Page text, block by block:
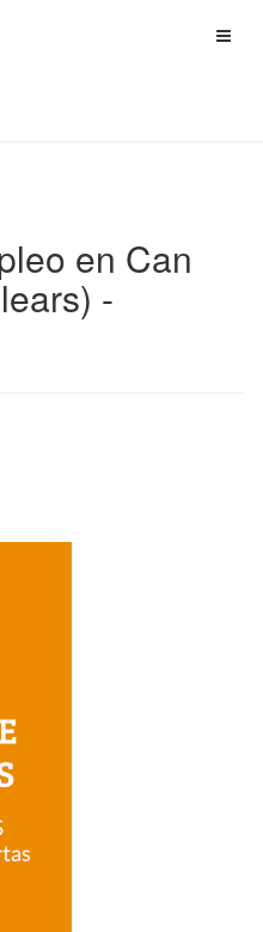
en Can
-